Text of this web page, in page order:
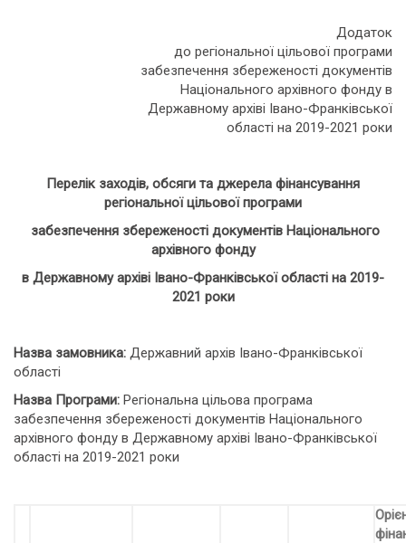
Додаток
до регіональної цільової програми
забезпечення збереженості документів
Національного архівного фонду в
Державному архіві Івано-Франківської
області на 2019-2021 роки
Перелік заходів, обсяги та джерела фінансування
регіональної цільової програми
забезпечення збереженості документів Національного
архівного фонду
в Державному архіві Івано-Франківської області на 2019-
2021 роки
Назва замовника: Державний архів Івано-Франківської
області
Назва Програми: Регіональна цільова програма
забезпечення збереженості документів Національного
архівного фонду в Державному архіві Івано-Франківської
області на 2019-2021 роки